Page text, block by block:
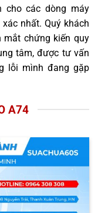
cho các dòng máy
nhất. Quý khách
mắt chứng kiến quy
tâm, được tư vấn
lỗi mình đang gặp
A74